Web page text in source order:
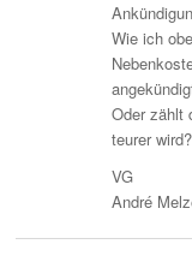
Wie ich
Oder zählt
teurer wird?
VG
André